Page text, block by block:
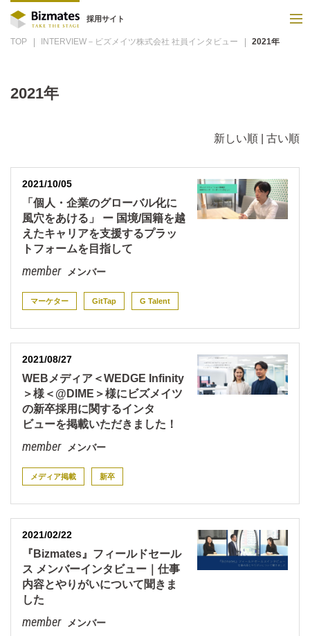
採用サイト
TOP INTERVIEW－ビズメイツ株式会社 社員インタビュー 2021年
2021年
新しい順 | 古い順
2021/10/05
「個人・企業のグローバル化に
風穴をあける」 ー 国境/国籍を越
えたキャリアを支援するプラッ
トフォームを目指して
メンバー
マーケター GitTap G Talent
2021/08/27
WEBメディア＜WEDGE Infinity
＞様＜@DIME＞様にビズメイツ
の新卒採用に関するインタ
ビューを掲載いただきました！
メンバー
メディア掲載 新卒
2021/02/22
『Bizmates』フィールドセール
ス メンバーインタビュー｜仕事
内容とやりがいについて聞きま
した
メンバー